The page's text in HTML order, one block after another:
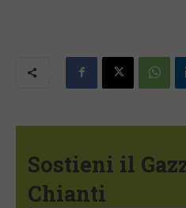
Sostieni il
Chianti